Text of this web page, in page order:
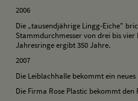
2006
Die „tausendjährige Lingg-Eiche"
Stammdurchmesser von drei bis vier
Jahresringe ergibt 350 Jahre.
2007
Die Leiblachhalle bekommt ein neues
Die Firma Rose Plastic bekommt den